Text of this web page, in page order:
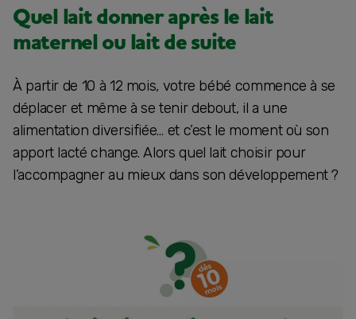
Quel lait donner après le lait
maternel ou lait de suite
À partir de 10 à 12 mois, votre bébé commence à se
déplacer et même à se tenir debout, il a une
alimentation diversifiée… et c’est le moment où son
apport lacté change. Alors quel lait choisir pour
l’accompagner au mieux dans son développement ?